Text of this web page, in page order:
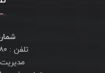
تلفن : ۰۲۱۶۶۷۴۸۰۸۰ الی ۱
مدیریت :